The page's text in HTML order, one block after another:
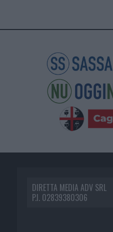
DIRETTA MEDIA ADV SRL
P.I. 02839380306